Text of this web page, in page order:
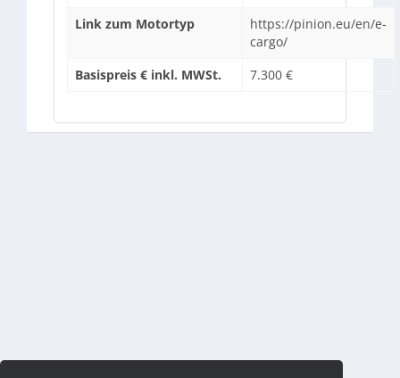
Link zum Motortyp
https://pinion.eu/en/e-
cargo/
Basispreis € inkl. MWSt.
7.300 €